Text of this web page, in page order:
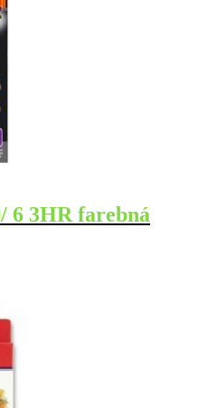
6 3HR farebná